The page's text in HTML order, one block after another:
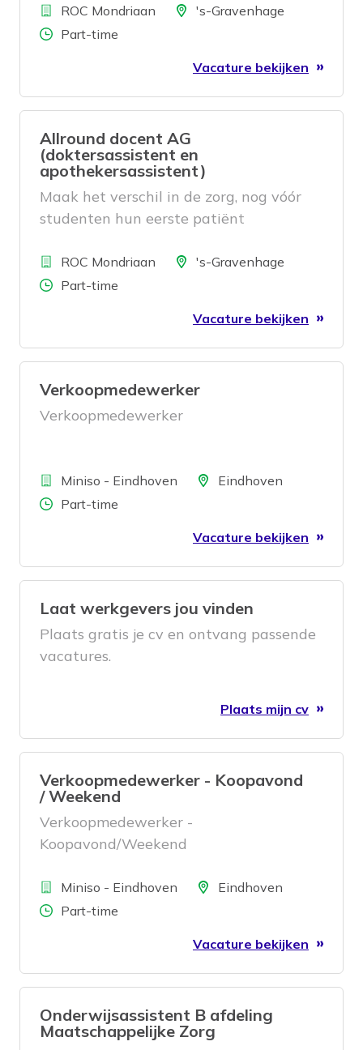
georganiseerde ondersteuning. Jij houdt
de planning, acties en communicatie van
controle. Solliciteer en maak impact
achter de schermen!
BedrijfROC Mondriaan Locatie's-Gravenhage
Aantal uren
Part-time
Vacature bekijken
Allround docent AG
(doktersassistent en
apothekersassistent)
Maak het verschil in de zorg, nog vóór
studenten hun eerste patiënt
Apothekersassistent inspireer jij de
zorgprofessionals van morgen met jouw
aandacht voor hun ontwikkeling.
BedrijfROC Mondriaan Locatie's-Gravenhage
Aantal uren
Part-time
Vacature bekijken
Verkoopmedewerker
Verkoopmedewerker
BedrijfMiniso - Eindhoven LocatieEindhoven
Aantal uren
Part-time
Vacature bekijken
Laat werkgevers jou vinden
Plaats gratis je cv en ontvang passende
vacatures.
Plaats mijn cv
Verkoopmedewerker - Koopavond
/ Weekend
Verkoopmedewerker -
Koopavond/Weekend
BedrijfMiniso - Eindhoven LocatieEindhoven
Aantal uren
Part-time
Vacature bekijken
Onderwijsassistent B afdeling
Maatschappelijke Zorg